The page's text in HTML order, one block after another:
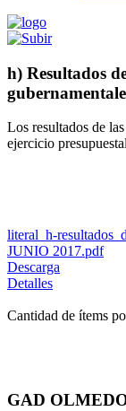
h) Resultados
Los resultados de
ejercicio
literal_h-
JUNIO 2017.pdf
Descarga
Detalles
Cantidad de ítems
GAD